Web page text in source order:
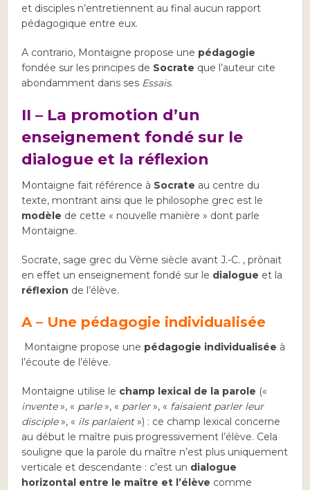
et disciples n’entretiennent au final aucun rapport
pédagogique entre eux.
A contrario, Montaigne propose une pédagogie
fondée sur les principes de Socrate que l’auteur cite
abondamment dans ses Essais.
II – La promotion d’un
enseignement fondé sur le
dialogue et la réflexion
Montaigne fait référence à Socrate au centre du
texte, montrant ainsi que le philosophe grec est le
modèle de cette « nouvelle manière » dont parle
Montaigne.
Socrate, sage grec du Vème siècle avant J.-C. , prônait
en effet un enseignement fondé sur le dialogue et la
réflexion de l’élève.
A – Une pédagogie individualisée
Montaigne propose une pédagogie individualisée à
l’écoute de l’élève.
Montaigne utilise le champ lexical de la parole («
invente», « parle», « parler», « faisaient parler leur
disciple», « ils parlaient») : ce champ lexical concerne
au début le maître puis progressivement l’élève. Cela
souligne que la parole du maître n’est plus uniquement
verticale et descendante : c’est un dialogue
horizontal entre le maître et l’élève comme